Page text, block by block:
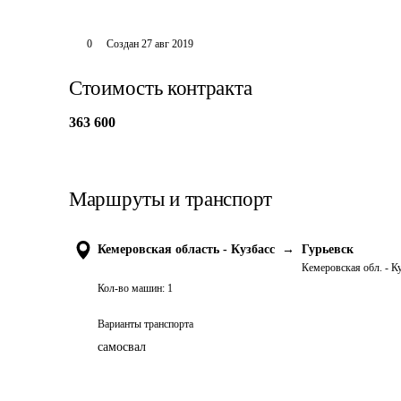
0 Создан 27 авг 2019
Стоимость контракта
363 600
Маршруты и транспорт
Кемеровская область - Кузбасс → Гурьевск
Кемеровская обл. -
Кол-во машин: 1
Варианты транспорта
самосвал